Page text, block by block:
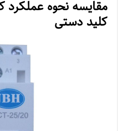
مقایسه نحوه عملکرد
کلید دستی